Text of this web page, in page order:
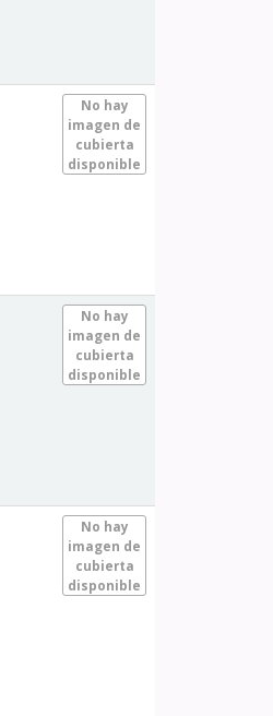
No hay
imagen de
cubierta
disponible
No hay
imagen de
cubierta
disponible
No hay
imagen de
cubierta
disponible